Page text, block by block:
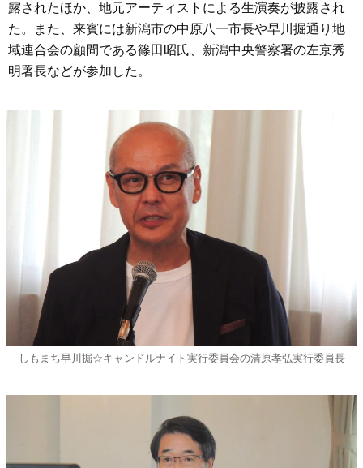
露されたほか、地元アーティストによる生演奏が披露され
た。また、来賓には新潟市の中原八一市長や早川掘通り地
域連合会の顧問である篠田昭氏、新潟中央警察署の左京秀
明署長などが参加した。
しもまち早川掘☆キャンドルナイト実行委員会の清原孝弘実行委員長